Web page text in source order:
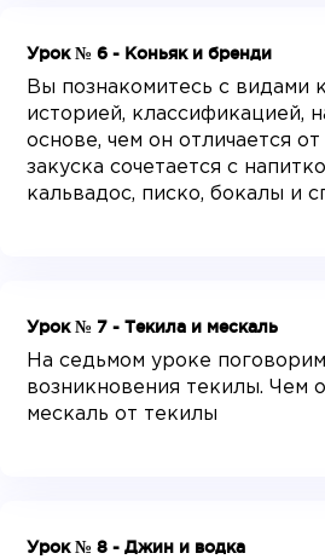
Урок № 6 - Коньяк и бренди
Вы познакомитесь с видами
историей, классификацией,
основе, чем он отличается
закуска сочетается с
кальвадос, писко, бокалы и
Урок № 7 - Текила и мескаль
На седьмом уроке
возникновения текилы. Чем
мескаль от текилы
Урок № 8 - Джин и водка